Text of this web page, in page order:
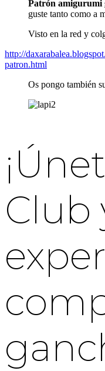
Patrón amigurumi
guste tanto como a
Visto en la red y
http://
patron.html
Os pongo también
Club